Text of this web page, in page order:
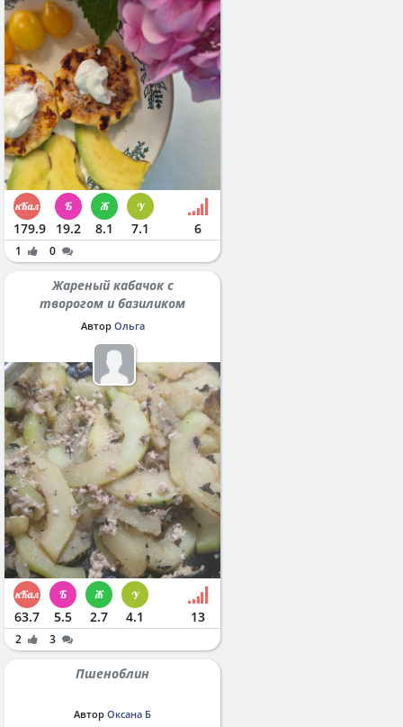
179.9 19.2 8.1 7.1 6
1 0
Жареный кабачок с
творогом и базиликом
Автор Ольга
63.7 5.5 2.7 4.1 13
2 3
Пшеноблин
Автор Оксана Б